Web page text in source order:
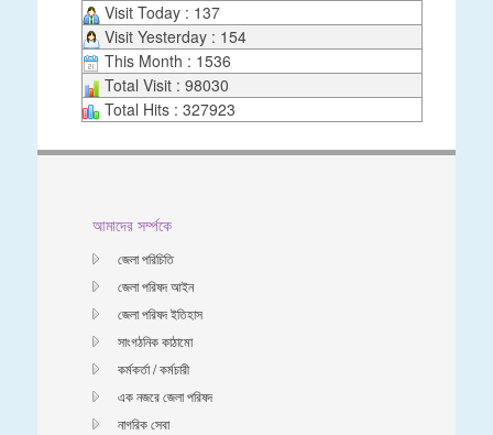
Visit Today : 137
Visit Yesterday : 154
This Month : 1536
Total Visit : 98030
Total Hits : 327923
আমাদের সর্ম্পকে
জেলা পরিচিতি
জেলা পরিষদ আইন
জেলা পরিষদ ইতিহাস
সাংগঠনিক কাঠামো
কর্মকর্তা / কর্মচারী
এক নজরে জেলা পরিষদ
নাগরিক সেবা